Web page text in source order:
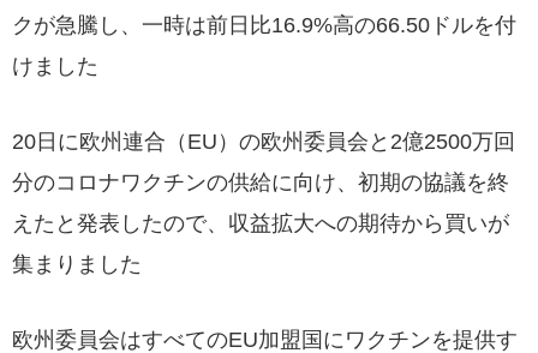
クが急騰し、一時は前日比16.9%高の66.50ドルを付
けました
20日に欧州連合（EU）の欧州委員会と2億2500万回
分のコロナワクチンの供給に向け、初期の協議を終
えたと発表したので、収益拡大への期待から買いが
集まりました
欧州委員会はすべてのEU加盟国にワクチンを提供す